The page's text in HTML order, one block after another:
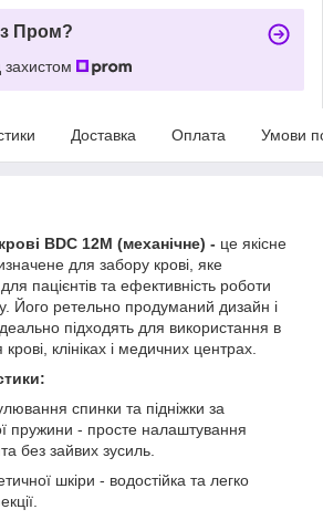
Пром?
Доставка Оплата Умови
BDC 12M (механічне) - це якісне
для забору крові, яке
пацієнтів та ефективність роботи
Його ретельно продуманий дизайн і
підходять для використання в
клініках і медичних центрах.
спинки та підніжки за
пружини - просте налаштування
без зайвих зусиль.
шкіри - водостійка та легко